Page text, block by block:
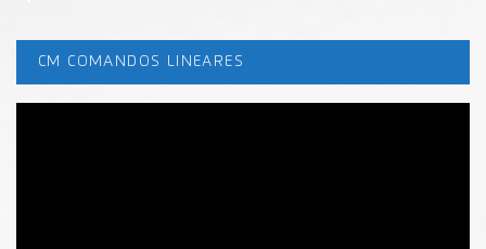
CM COMANDOS LINEARES